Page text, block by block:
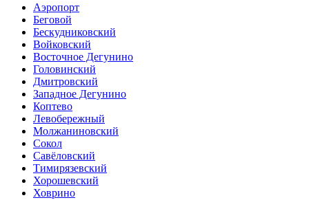
Аэропорт
Беговой
Бескудниковский
Войковский
Восточное Дегунино
Головинский
Дмитровский
Западное Дегунино
Коптево
Левобережный
Молжаниновский
Сокол
Савёловский
Тимирязевский
Хорошевский
Ховрино